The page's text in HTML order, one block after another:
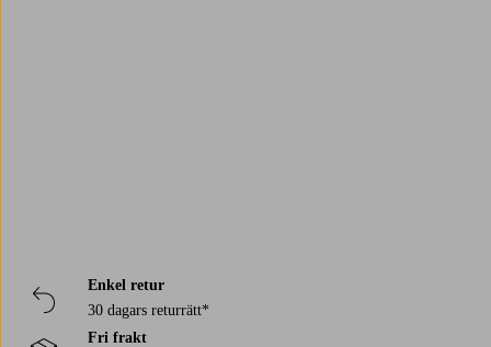
Enkel retur
30 dagars returrätt*
Fri frakt